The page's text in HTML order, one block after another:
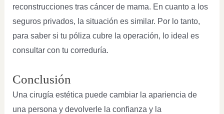
reconstrucciones tras cáncer de mama. En cuanto a los
seguros privados, la situación es similar. Por lo tanto,
para saber si tu póliza cubre la operación, lo ideal es
consultar con tu correduría.
Conclusión
Una cirugía estética puede cambiar la apariencia de
una persona y devolverle la confianza y la